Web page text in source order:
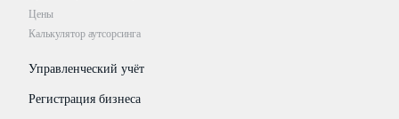
Цены
Калькулятор аутсорсинга
Управленческий учёт
Регистрация бизнеса